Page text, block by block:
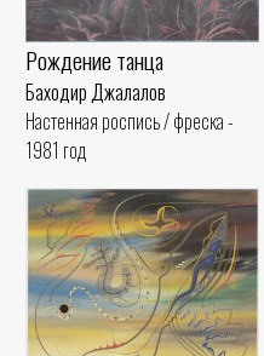
Рождение танца
Баходир Джалалов
Настенная роспись / фреска -
1981 год